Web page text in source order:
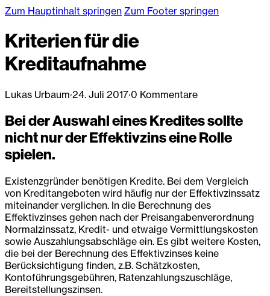
Zum Hauptinhalt springen Zum Footer springen
Kriterien für die
Kreditaufnahme
Lukas Urbaum·24. Juli 2017·0 Kommentare
Bei der Auswahl eines Kredites sollte
nicht nur der Effektivzins eine Rolle
spielen.
Existenzgründer benötigen Kredite. Bei dem Vergleich
von Kreditangeboten wird häufig nur der Effektivzinssatz
miteinander verglichen. In die Berechnung des
Effektivzinses gehen nach der Preisangabenverordnung
Normalzinssatz, Kredit- und etwaige Vermittlungskosten
sowie Auszahlungsabschläge ein. Es gibt weitere Kosten,
die bei der Berechnung des Effektivzinses keine
Berücksichtigung finden, z.B. Schätzkosten,
Kontoführungsgebühren, Ratenzahlungszuschläge,
Bereitstellungszinsen.